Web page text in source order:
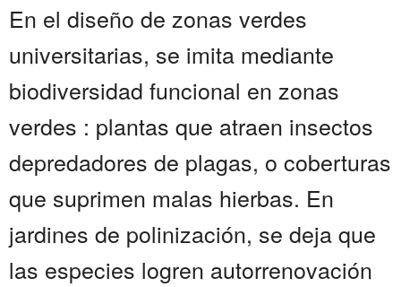
En el diseño de zonas verdes
universitarias, se imita mediante
biodiversidad funcional en zonas
verdes : plantas que atraen insectos
depredadores de plagas, o coberturas
que suprimen malas hierbas. En
jardines de polinización, se deja que
las especies logren autorrenovación